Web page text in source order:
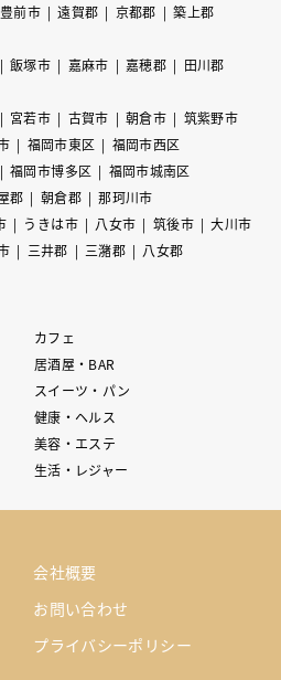
豊前市 遠賀郡 京都郡
築上郡
飯塚市 嘉麻市 嘉穂郡
田川郡
宮若市 古賀市 朝倉市
筑紫野市
福岡市東区
福岡市西区
福岡市博多区
福岡市城南区
郡 朝倉郡
那珂川市
うきは市 八女市 筑後市
大川市
三井郡 三潴郡 八女郡
カフェ
居酒屋・BAR
スイーツ・パン
健康・ヘルス
美容・エステ
生活・レジャー
会社概要
お問い合わせ
プライバシーポリシー